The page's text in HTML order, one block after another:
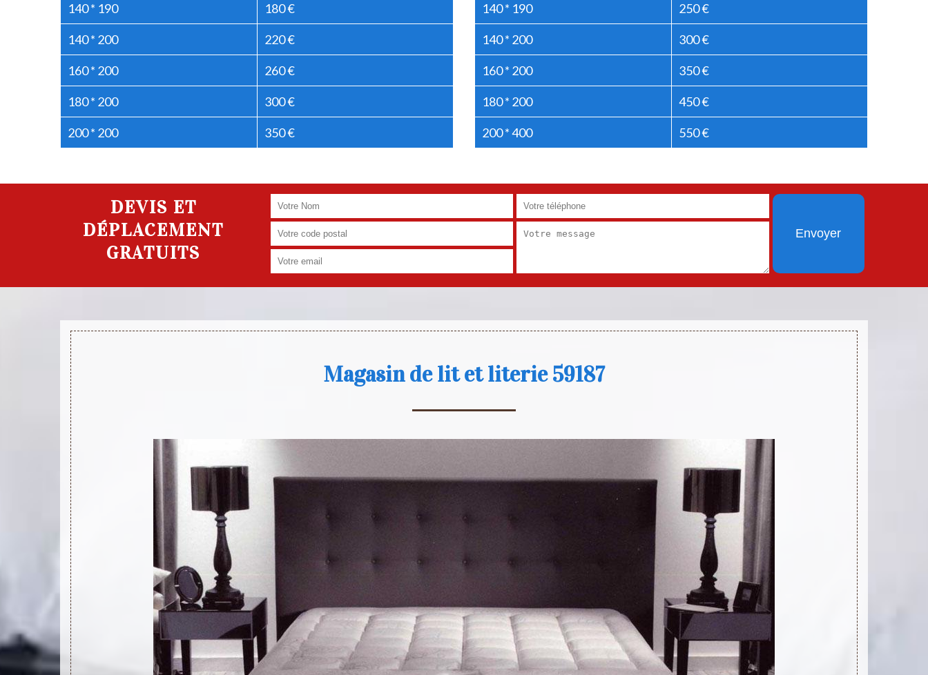
140 * 190 180 €
140 * 200 220 €
160 * 200 260 €
180 * 200 300 €
200 * 200 350 €
140 * 190 250 €
140 * 200 300 €
160 * 200 350 €
180 * 200 450 €
200 * 400 550 €
DEVIS ET
DÉPLACEMENT
GRATUITS
Magasin de lit et literie 59187